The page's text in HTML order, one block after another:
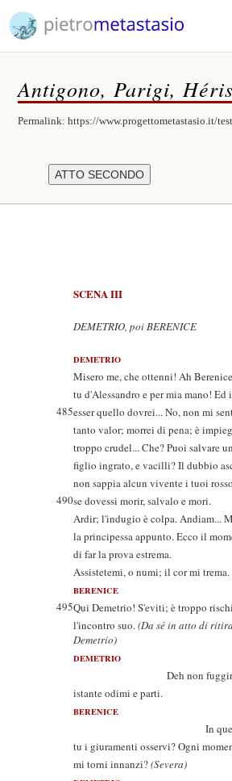
Antigono, Parigi,
Permalink:https://www.progettometastasio.it/
SCENA III
DEMETRIO, poi BERENICE
DEMETRIO
Misero me, che ottenni! Ah
tu d'Alessandro e per mia mano! Ed
485esser quello dovrei... No, non mi
tanto valor; morrei di pena; è
troppo crudel... Che? Puoi salvare
figlio ingrato, e vacilli? Il dubbio
non sappia alcun vivente i tuoi
490se dovessi morir, salvalo e mori.
Ardir; l'indugio è colpa. Andiam...
la principessa appunto. Ecco il
di far la prova estrema.
Assistetemi, o numi; il cor mi trema.
BERENICE
495Qui Demetrio! S'eviti; è troppo
l'incontro suo.(Da sé in atto di
Demetrio)
DEMETRIO
Deh non fuggirmi!
istante odimi e parti.
BERENICE
In questa
tu i giuramenti osservi? Ogni
mi torni innanzi?(Severa)